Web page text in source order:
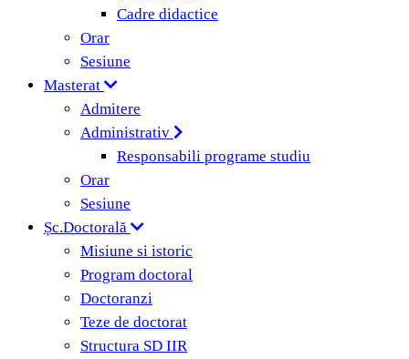
Cadre didactice
Orar
Sesiune
Masterat
Admitere
Administrativ
Responsabili programe studiu
Orar
Sesiune
Șc.Doctorală
Misiune si istoric
Program doctoral
Doctoranzi
Teze de doctorat
Structura SD IIR